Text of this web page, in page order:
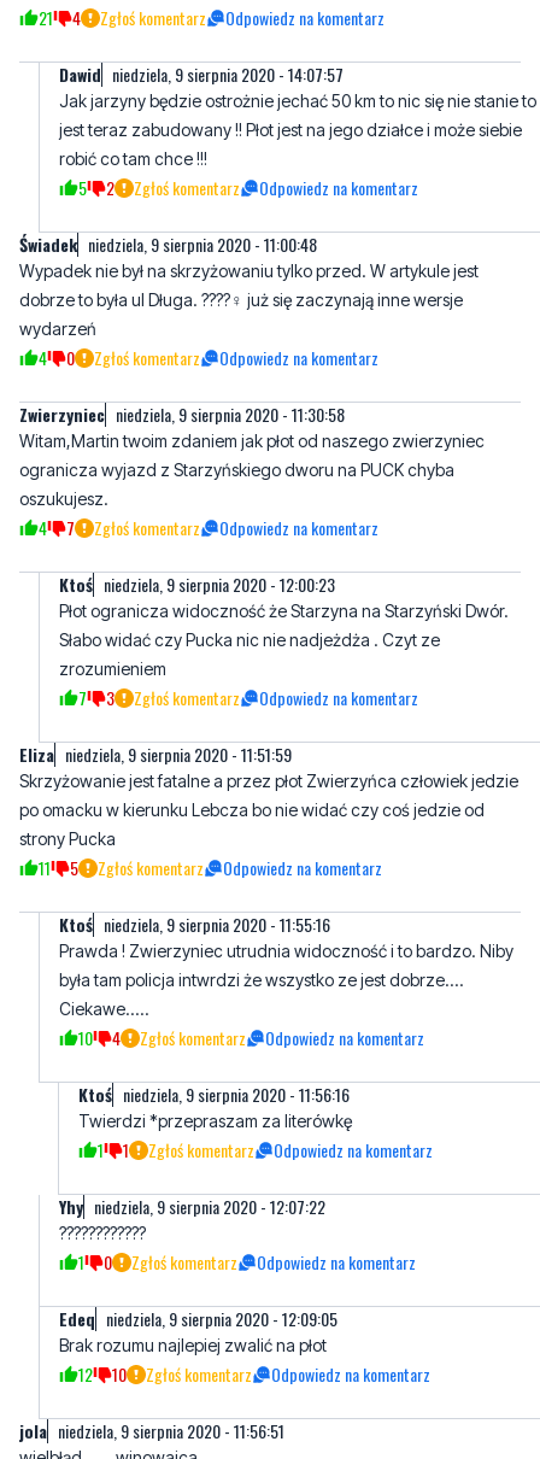
21 4 Zgłoś komentarz Odpowiedz na komentarz
Dawid niedziela, 9 sierpnia 2020 - 14:07:57
Jak jarzyny będzie ostrożnie jechać 50 km to nic się nie stanie to
jest teraz zabudowany !! Płot jest na jego działce i może siebie
robić co tam chce !!!
5 2 Zgłoś komentarz Odpowiedz na komentarz
Świadek niedziela, 9 sierpnia 2020 - 11:00:48
Wypadek nie był na skrzyżowaniu tylko przed. W artykule jest
dobrze to była ul Długa. ????‍♀️ już się zaczynają inne wersje
wydarzeń
4 0 Zgłoś komentarz Odpowiedz na komentarz
Zwierzyniec niedziela, 9 sierpnia 2020 - 11:30:58
Witam,Martin twoim zdaniem jak płot od naszego zwierzyniec
ogranicza wyjazd z Starzyńskiego dworu na PUCK chyba
oszukujesz.
4 7 Zgłoś komentarz Odpowiedz na komentarz
Ktoś niedziela, 9 sierpnia 2020 - 12:00:23
Płot ogranicza widoczność że Starzyna na Starzyński Dwór.
Słabo widać czy Pucka nic nie nadjeżdża . Czyt ze
zrozumieniem
7 3 Zgłoś komentarz Odpowiedz na komentarz
Eliza niedziela, 9 sierpnia 2020 - 11:51:59
Skrzyżowanie jest fatalne a przez płot Zwierzyńca człowiek jedzie
po omacku w kierunku Lebcza bo nie widać czy coś jedzie od
strony Pucka
11 5 Zgłoś komentarz Odpowiedz na komentarz
Ktoś niedziela, 9 sierpnia 2020 - 11:55:16
Prawda ! Zwierzyniec utrudnia widoczność i to bardzo. Niby
była tam policja intwrdzi że wszystko ze jest dobrze....
Ciekawe.....
10 4 Zgłoś komentarz Odpowiedz na komentarz
Ktoś niedziela, 9 sierpnia 2020 - 11:56:16
Twierdzi *przepraszam za literówkę
1 1 Zgłoś komentarz Odpowiedz na komentarz
Yhy niedziela, 9 sierpnia 2020 - 12:07:22
????????????
1 0 Zgłoś komentarz Odpowiedz na komentarz
Edeq niedziela, 9 sierpnia 2020 - 12:09:05
Brak rozumu najlepiej zwalić na płot
12 10 Zgłoś komentarz Odpowiedz na komentarz
jola niedziela, 9 sierpnia 2020 - 11:56:51